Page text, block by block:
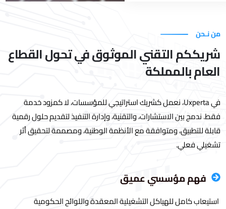
من نـحن
شريككم التقني الموثوق في تحول القطاع
العام بالمملكة
في Uxperta، نعمل كشريك استراتيجي للمؤسسات، لا كمزود خدمة
فقط. ندمج بين الاستشارات، والتقنية، وإدارة التنفيذ لتقديم حلول رقمية
قابلة للتطبيق، ومتوافقة مع الأنظمة الوطنية، ومصممة لتحقيق أثر
تشغيلي فعلي.
فهم مؤسسي عميق
استيعاب كامل للهياكل التشغيلية المعقدة واللوائح الحكومية